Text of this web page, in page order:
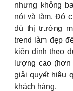
nhưng không
nói và làm. Đó
dù thị trường
trend làm đẹp
kiên định theo
lượng cao
giải quyết hiệu
khách hàng.